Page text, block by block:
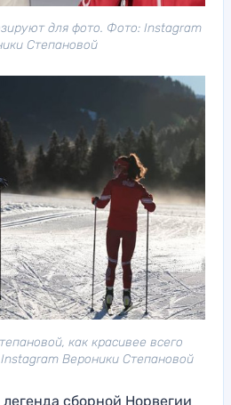
для фото. Фото: Instagram
Степановой
как красивее всего
Вероники Степановой
сборной Норвегии